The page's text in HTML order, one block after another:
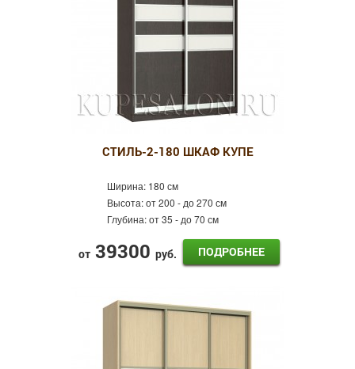
СТИЛЬ-2-180 ШКАФ КУПЕ
Ширина: 180 см
Высота:от 200 - до 270 см
Глубина:от 35 - до 70 см
от 39300 руб. ПОДРОБНЕЕ